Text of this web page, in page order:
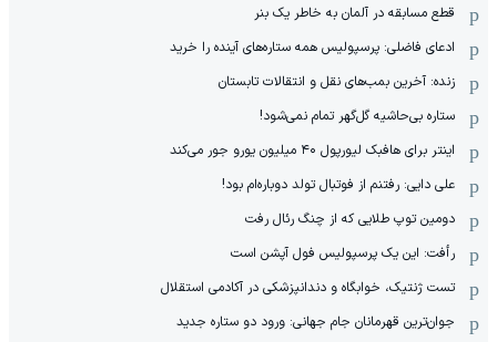
قطع مسابقه در آلمان به خاطر یک بنر
ادعای فاضلی: پرسپولیس همه ستاره‌های آینده را خرید
زنده: آخرین بمب‌های نقل و انتقالات تابستان
ستاره بی‌حاشیه گل‌گهر تمام نمی‌شود!
اینتر برای هافبک لیورپول ۴۰ میلیون یورو جور می‌کند
علی دایی: رفتنم از فوتبال تولد دوباره‌ام بود!
دومین توپ طلایی که از چنگ رئال رفت
رأفت: این یک پرسپولیس فول آپشن است
تست ژنتیک، خوابگاه و دندانپزشکی در آکادمی استقلال
جوان‌ترین قهرمانان جام جهانی: ورود دو ستاره جدید